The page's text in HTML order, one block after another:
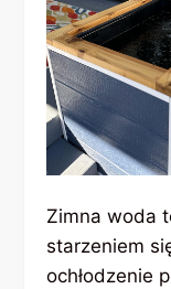
Zimna woda
starzeniem
ochłodzenie